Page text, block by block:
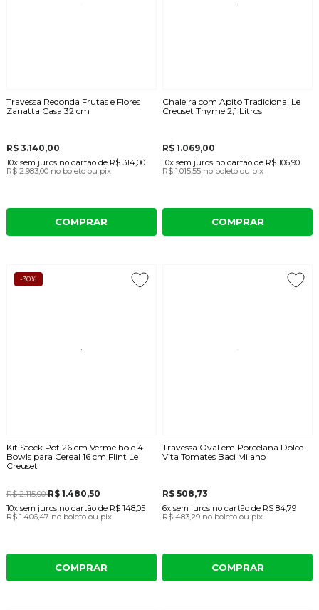
Travessa Redonda Frutas e Flores
Zanatta Casa 32 cm
R$ 3.140,00
10x sem juros no cartãode R$ 314,00
R$ 2.983,00 no boleto ou pix
COMPRAR
Chaleira com Apito Tradicional Le
Creuset Thyme 2,1 Litros
R$ 1.069,00
10x sem juros no cartão de R$ 106,90
R$ 1.015,55 no boleto ou pix
COMPRAR
-30%
Kit Stock Pot 26 cm Vermelho e 4
Bowls para Cereal 16 cm Flint Le
Creuset
R$ 2.115,00R$ 1.480,50
10x sem juros no cartãode R$ 148,05
R$ 1.406,47 no boleto ou pix
COMPRAR
Travessa Oval em Porcelana Dolce
Vita Tomates Baci Milano
R$ 508,73
6x sem juros no cartão de R$ 84,79
R$ 483,29 no boleto ou pix
COMPRAR